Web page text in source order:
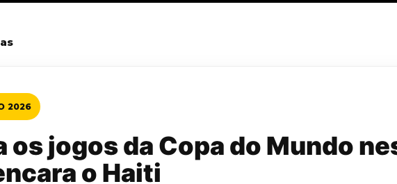
2026
os jogos da Copa do Mundo
o Haiti